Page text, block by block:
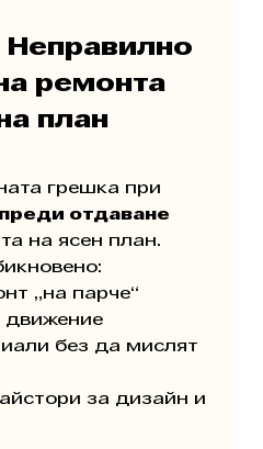
ремонта
план
грешка при
отдаване
на ясен план.
„на парче“
движение
без да мислят
за дизайн и